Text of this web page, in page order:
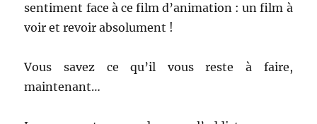
sentiment face à ce film d’animation : un film à
voir et revoir absolument !
Vous savez ce qu’il vous reste à faire,
maintenant…